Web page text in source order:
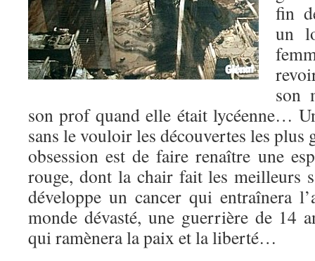
fin
un
son
son prof quand elle était lycéenne…
sans le vouloir les découvertes les plus
obsession est de faire renaître une
rouge, dont la chair fait les meilleurs
développe un cancer qui entraînera
monde dévasté, une guerrière de 14
qui ramènera la paix et la liberté…